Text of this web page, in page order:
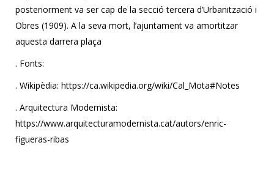
posteriorment va ser cap de la secció tercera d’Urbanització i
Obres (1909). A la seva mort, l’ajuntament va amortitzar
aquesta darrera plaça
. Fonts:
. Wikipèdia: https://ca.wikipedia.org/wiki/Cal_Mota#Notes
. Arquitectura Modernista:
https://www.arquitecturamodernista.cat/autors/enric-
figueras-ribas